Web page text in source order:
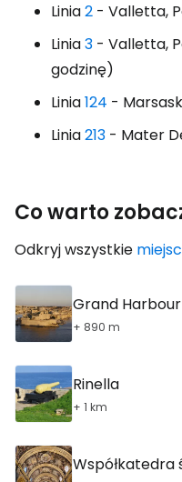
Linia2 - Valletta,
Linia3 - Valletta,
godzinę)
Linia124 -
Linia213 - Mater
Co warto
Odkryj wszystkie
Grand Harbour
+ 890 m
Rinella
+ 1 km
Współkatedra